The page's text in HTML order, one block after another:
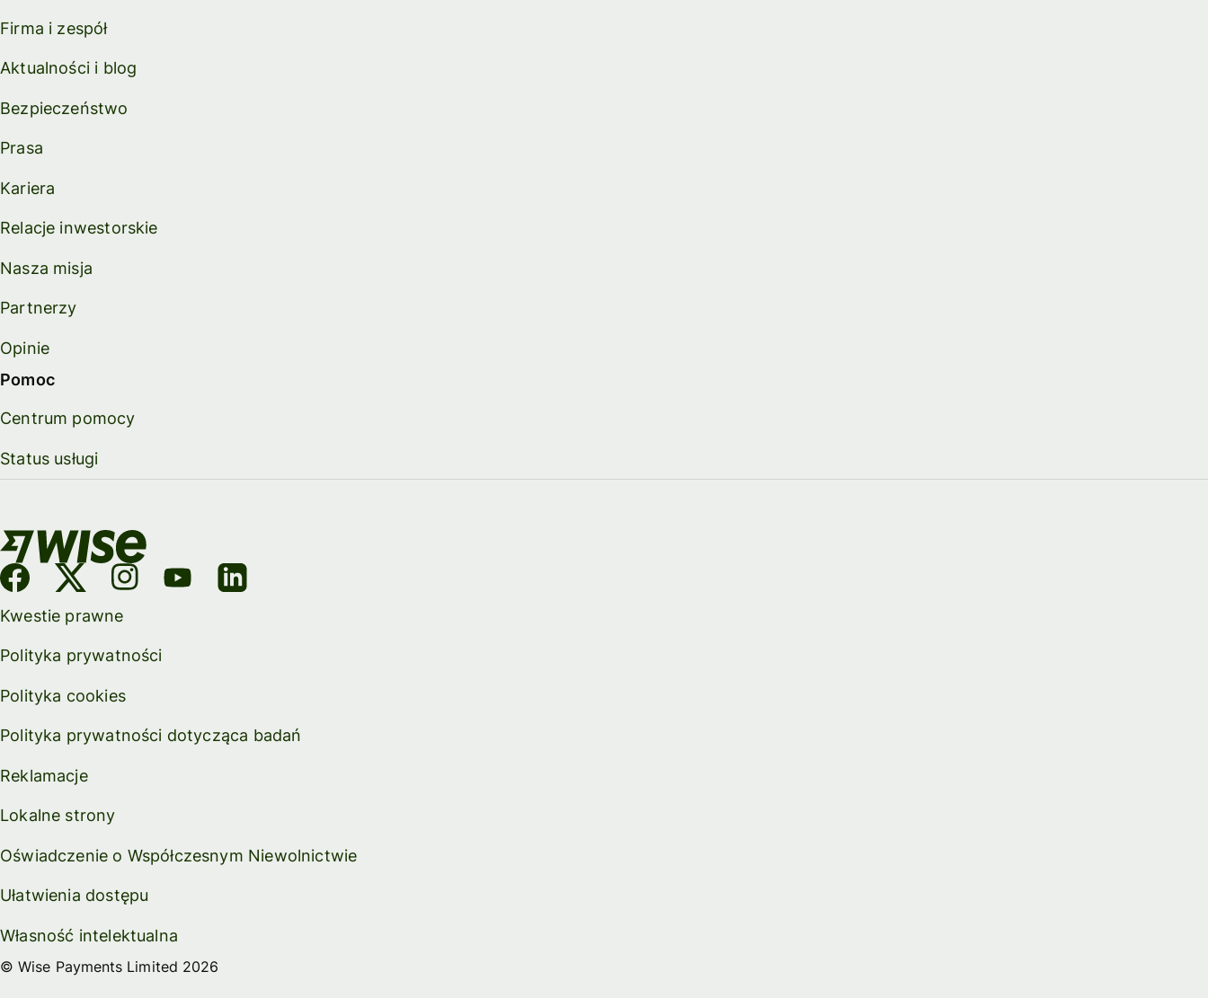
Firma i zespół
Aktualności i blog
Bezpieczeństwo
Prasa
Kariera
Relacje inwestorskie
Nasza misja
Partnerzy
Opinie
Pomoc
Centrum pomocy
Status usługi
Kwestie prawne
Polityka prywatności
Polityka cookies
Polityka prywatności dotycząca badań
Reklamacje
Lokalne strony
Oświadczenie o Współczesnym Niewolnictwie
Ułatwienia dostępu
Własność intelektualna
© Wise Payments Limited 2026